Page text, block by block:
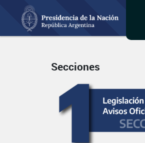
Secciones